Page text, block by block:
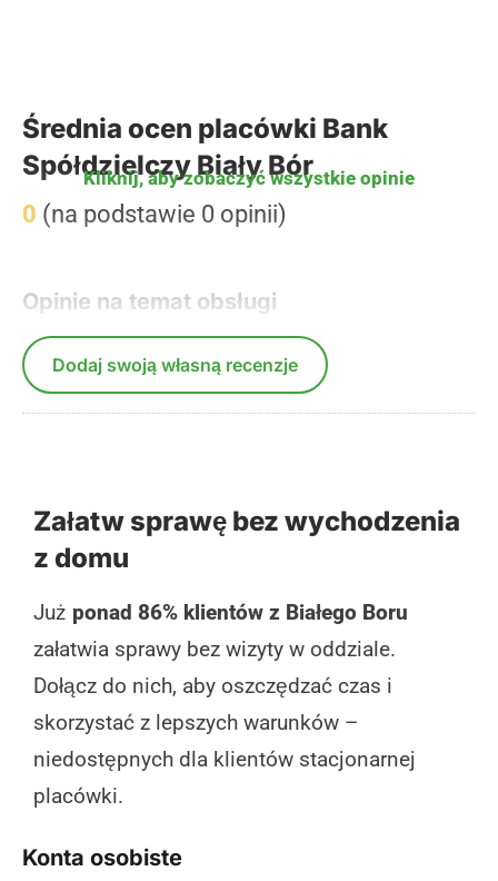
Średnia ocen placówki Bank
Spółdzielczy Biały Bór
0 (na podstawie 0 opinii)
Opinie na temat obsługi
Kliknij, aby zobaczyć wszystkie opinie
Dodaj swoją własną recenzje
Załatw sprawę bez wychodzenia
z domu
Już ponad 86% klientów z Białego Boru
załatwia sprawy bez wizyty w oddziale.
Dołącz do nich, aby oszczędzać czas i
skorzystać z lepszych warunków –
niedostępnych dla klientów stacjonarnej
placówki.
Konta osobiste